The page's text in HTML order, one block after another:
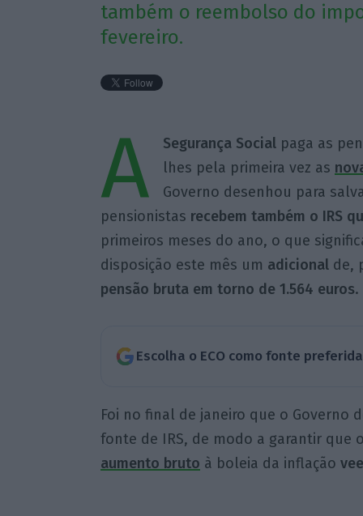
também o reembolso do
fevereiro.
A Segurança Socialpaga as
lhes pela primeira vez as
Governo desenhou para
pensionistas recebem também o IRS
primeiros meses do ano, o que
disposição este mês um adicional de,
pensão bruta em torno de 1.564 euros.
Escolha o ECO como fonte
Foi no final de janeiro que o Governo
fonte de IRS, de modo a garantir que
aumento bruto à boleia da inflação